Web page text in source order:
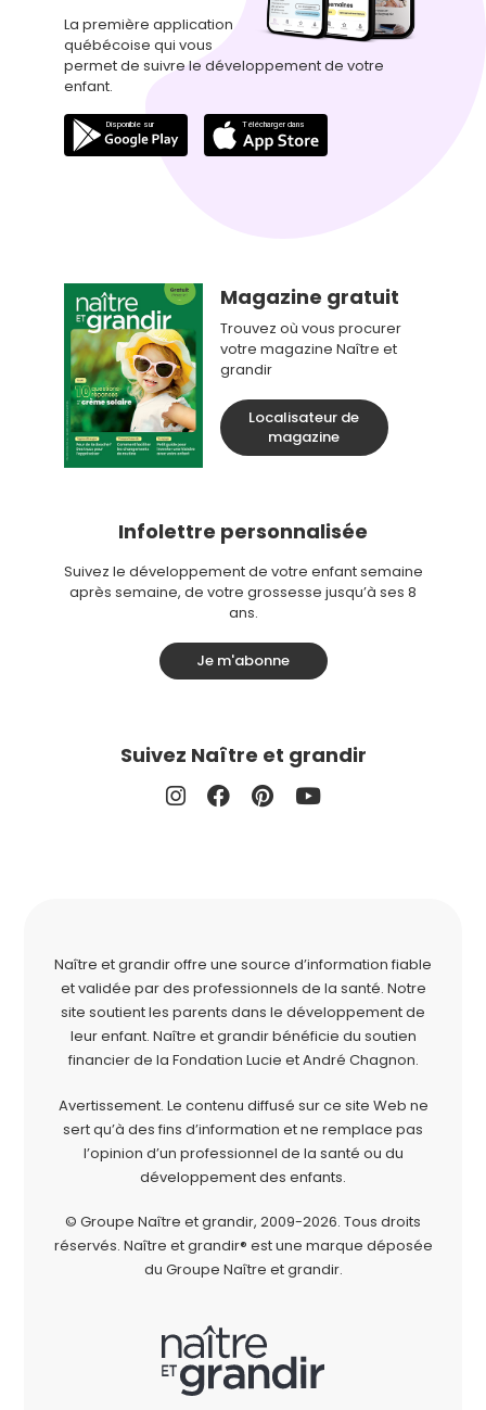
La première application
québécoise qui vous
permet de suivre le développement de votre
enfant.
Magazine gratuit
Trouvez où vous procurer
votre magazine Naître et
grandir
Localisateur de
magazine
Infolettre personnalisée
Suivez le développement de votre enfant semaine
après semaine, de votre grossesse jusqu’à ses 8
ans.
Je m'abonne
Suivez Naître et grandir
Naître et grandir offre une source d’information fiable
et validée par des professionnels de la santé. Notre
site soutient les parents dans le développement de
leur enfant. Naître et grandir bénéficie du soutien
financier de la Fondation Lucie et André Chagnon.
Avertissement. Le contenu diffusé sur ce site Web ne
sert qu’à des fins d’information et ne remplace pas
l’opinion d’un professionnel de la santé ou du
développement des enfants.
© Groupe Naître et grandir, 2009-2026. Tous droits
réservés. Naître et grandir® est une marque déposée
du Groupe Naître et grandir.